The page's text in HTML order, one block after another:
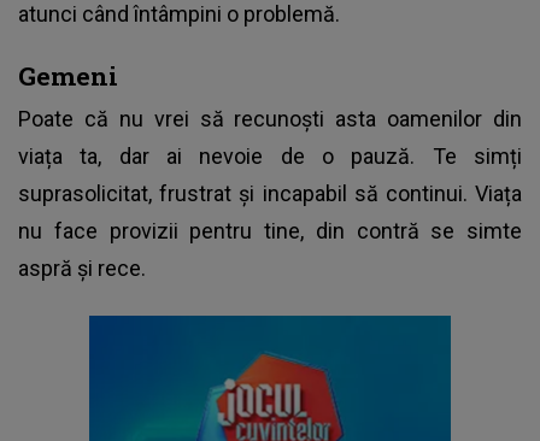
atunci când întâmpini o problemă.
Gemeni
Poate că nu vrei să recunoști asta oamenilor din
viața ta, dar ai nevoie de o pauză. Te simți
suprasolicitat, frustrat și incapabil să continui. Viața
nu face provizii pentru tine, din contră se simte
aspră și rece.